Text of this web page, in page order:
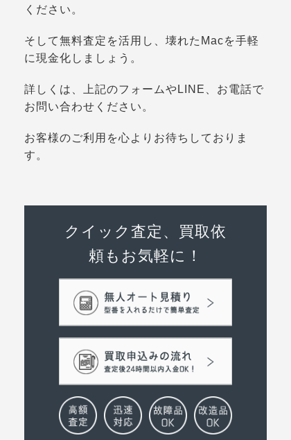
ください。
そして無料査定を活用し、壊れたMacを手軽
に現金化しましょう。
詳しくは、上記のフォームやLINE、お電話で
お問い合わせください。
お客様のご利用を心よりお待ちしておりま
す。
クイック査定、買取依
頼もお気軽に！